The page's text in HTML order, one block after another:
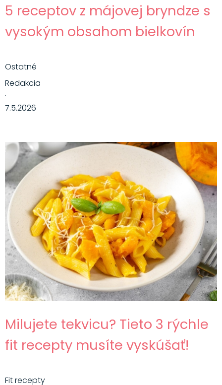
5 receptov z májovej bryndze s
vysokým obsahom bielkovín
Ostatné
Redakcia
·
7.5.2026
Milujete tekvicu? Tieto 3 rýchle
fit recepty musíte vyskúšať!
Fit recepty